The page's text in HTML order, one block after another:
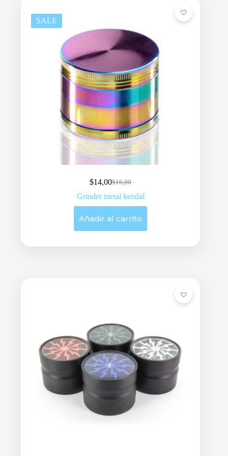
SALE
$16,00
Original
price
was:
$14,00Current
price
is:
Grinder metal kendal
Añadir al carrito